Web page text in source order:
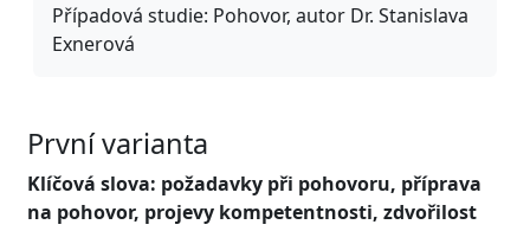
Případová studie: Pohovor, autor Dr. Stanislava
Exnerová
První varianta
Klíčová slova: požadavky při pohovoru, příprava
na pohovor, projevy kompetentnosti, zdvořilost